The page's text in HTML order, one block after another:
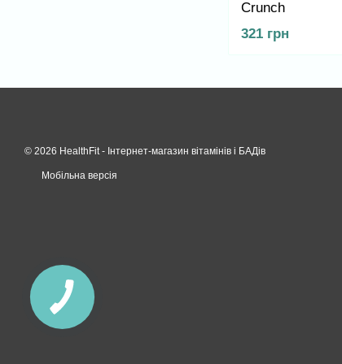
Crunch
321 грн
© 2026 HealthFit - Інтернет-магазин вітамінів і БАДів
Мобільна версія